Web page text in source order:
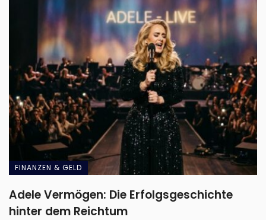
FINANZEN & GELD
Adele Vermögen: Die Erfolgsgeschichte
hinter dem Reichtum